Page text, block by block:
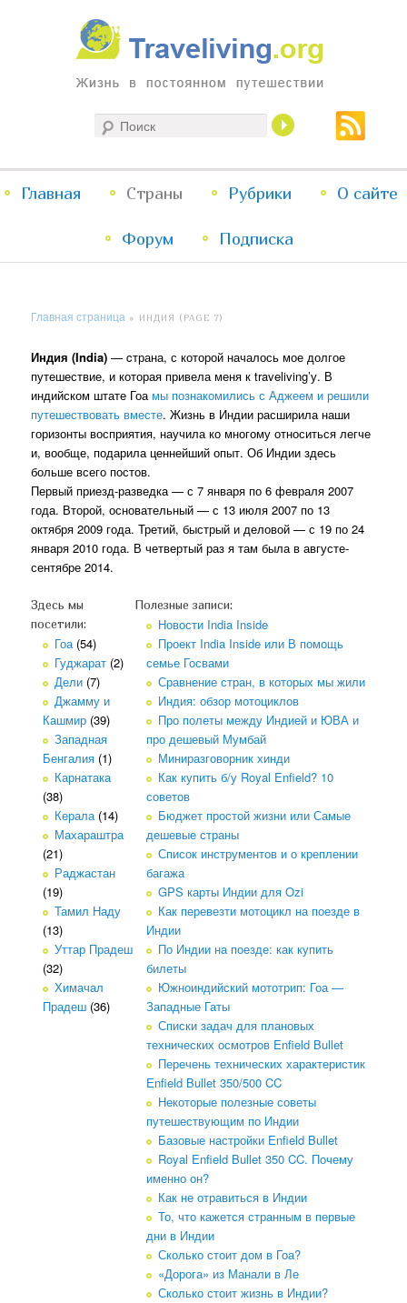
Traveliving
Жизнь в постоянном путешествии
меню
Перейти
к
Перейти
к
Главная Страны Рубрики О сайте
Форум Подписка
Главная страница » ИНДИЯ (PAGE 7)
Индия (India) — cтрана, с которой началось мое долгое
путешествие, и которая привела меня к traveliving’у. В
индийском штате Гоа мы познакомились с Аджеем и решили
путешествовать вместе. Жизнь в Индии расширила наши
горизонты восприятия, научила ко многому относиться легче
и, вообще, подарила ценнейший опыт. Об Индии здесь
больше всего постов.
Первый приезд-разведка — с 7 января по 6 февраля 2007
года. Второй, основательный — с 13 июля 2007 по 13
октября 2009 года. Третий, быстрый и деловой — с 19 по 24
января 2010 года. В четвертый раз я там была в августе-
сентябре 2014.
Здесь мы
посетили:
Гоа(54)
Гуджарат (2)
Дели (7)
Джамму и
Кашмир (39)
Западная
Бенгалия (1)
Карнатака
(38)
Керала(14)
Махараштра
(21)
Раджастан
(19)
Тамил Наду
(13)
Уттар Прадеш
(32)
Химачал
Прадеш (36)
Полезные записи:
Новости India Inside
Проект India Inside или В помощь
семье Госвами
Сравнение стран, в которых мы жили
Индия: обзор мотоциклов
Про полеты между Индией и ЮВА и
про дешевый Мумбай
Миниразговорник хинди
Как купить б/у Royal Enfield? 10
советов
Бюджет простой жизни или Самые
дешевые страны
Список инструментов и о креплении
багажа
GPS карты Индии для Ozi
Как перевезти мотоцикл на поезде в
Индии
По Индии на поезде: как купить
билеты
Южноиндийский мототрип: Гоа —
Западные Гаты
Списки задач для плановых
технических осмотров Enfield Bullet
Перечень технических характеристик
Enfield Bullet 350/500 CC
Некоторые полезные советы
путешествующим по Индии
Базовые настройки Enfield Bullet
Royal Enfield Bullet 350 CC. Почему
именно он?
Как не отравиться в Индии
То, что кажется странным в первые
дни в Индии
Сколько стоит дом в Гоа?
«Дорога» из Манали в Ле
Сколько стоит жизнь в Индии?